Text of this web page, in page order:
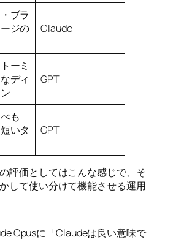
ブラ
ジの
Claude
ーミ
ディ
GPT
も
いタ
GPT
評価としてはこんな感じで、そ
して使い分けて機能させる運用
Opusに「Claudeは良い意味で